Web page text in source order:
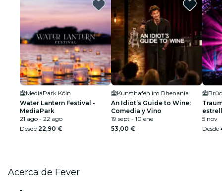
MediaPark Köln
Water Lantern Festival -
MediaPark
21 ago - 22 ago
Desde 22,90 €
Kunsthafen im Rhenania
An Idiot’s Guide to Wine:
Comedia y Vino
19 sept - 10 ene
53,00 €
5 nov
Desde
Acerca de Fever